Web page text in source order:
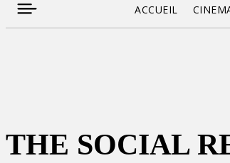
ACCUEIL
THE SOCIAL